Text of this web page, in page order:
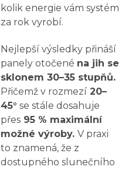
kolik energie vám systém
za rok vyrobí.
Nejlepší výsledky přináší
panely otočené na jih se
sklonem 30–35 stupňů.
Přičemž v rozmezí 20–
45° se stále dosahuje
přes 95 % maximální
možné výroby. V praxi
to znamená, že z
dostupného slunečního